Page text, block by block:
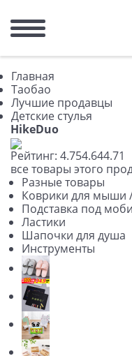
Главная
Таобао
Лучшие продавцы
Детские стулья
HikeDuo
Рейтинг: 4.754.644.71
все товары этого
Разные товары
Коврики для мыши
Подставка под
Ластики
Шапочки для душа
Инструменты